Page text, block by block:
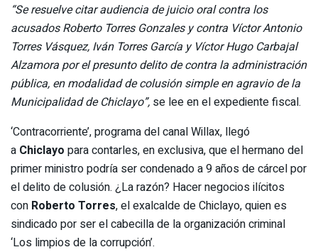
“Se resuelve citar audiencia de juicio oral contra los
acusados Roberto Torres Gonzales y contra Víctor Antonio
Torres Vásquez, Iván Torres García y Víctor Hugo Carbajal
Alzamora por el presunto delito de contra la administración
pública, en modalidad de colusión simple en agravio de la
Municipalidad de Chiclayo”, se lee en el expediente fiscal.
‘Contracorriente’, programa del canal Willax, llegó
a Chiclayo para contarles, en exclusiva, que el hermano del
primer ministro podría ser condenado a 9 años de cárcel por
el delito de colusión. ¿La razón? Hacer negocios ilícitos
con Roberto Torres, el exalcalde de Chiclayo, quien es
sindicado por ser el cabecilla de la organización criminal
‘Los limpios de la corrupción’.